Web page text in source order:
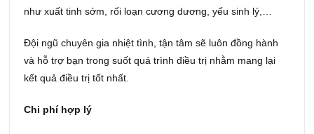
như xuất tinh sớm, rối loạn cương dương, yếu sinh lý,…
Đội ngũ chuyên gia nhiệt tình, tận tâm sẽ luôn đồng hành
và hỗ trợ bạn trong suốt quá trình điều trị nhằm mang lại
kết quả điều trị tốt nhất.
Chi phí hợp lý